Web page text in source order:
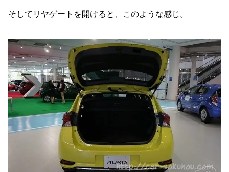
そしてリヤゲートを開けると、このような感じ。